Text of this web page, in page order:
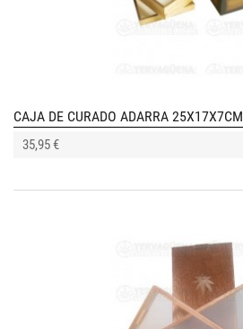
CAJA DE CURADO ADARRA 25X17X7CM
35,95 €